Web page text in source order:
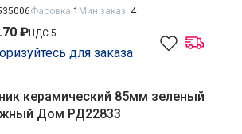
Фасовка 1 Мин заказ: 4
₽НДС 5
для заказа
85мм зеленый
Дом РД22833